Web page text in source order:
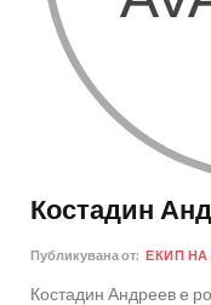
Костадин
Публикувана от: ЕКИП НА
Костадин Андреев е